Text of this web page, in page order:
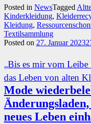
Posted in NewsTagged
Kinderkleidung,
Kleidung,
Textilsammlung
Posted on 27. Januar 2023
„Bis es mir vom
das Leben von alten
Mode
neues Leben